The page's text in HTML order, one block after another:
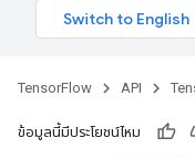
TensorFlow API
ข้อมูลนี้มีประโยชน์ไหม